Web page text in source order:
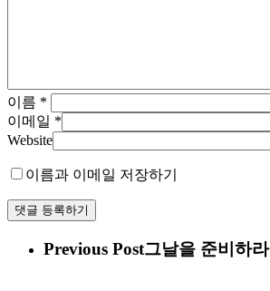
이름 *
이메일 *
Website
이름과 이메일 저장하기
Previous Post그날을 준비하라